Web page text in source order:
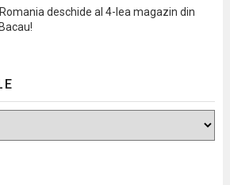
deschide al 4-lea magazin din